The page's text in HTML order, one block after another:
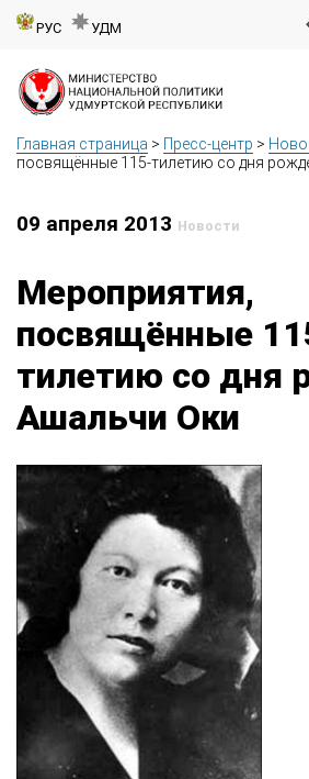
РУС УДМ
Главная страница > Пресс-центр >
посвящённые 115-тилетию со дня
09 апреля 2013 Новости
Мероприятия,
посвящённые
тилетию со дня
Ашальчи Оки